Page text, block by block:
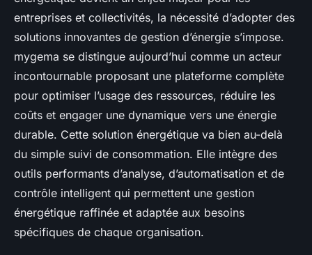
entreprises et collectivités, la nécessité d’adopter des
solutions innovantes de gestion d’énergie s’impose.
mygema se distingue aujourd’hui comme un acteur
incontournable proposant une plateforme complète
pour optimiser l’usage des ressources, réduire les
coûts et engager une dynamique vers une énergie
durable. Cette solution énergétique va bien au-delà
du simple suivi de consommation. Elle intègre des
outils performants d’analyse, d’automatisation et de
contrôle intelligent qui permettent une gestion
énergétique raffinée et adaptée aux besoins
spécifiques de chaque organisation.